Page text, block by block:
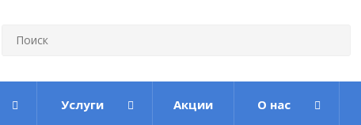
Услуги Акции О нас